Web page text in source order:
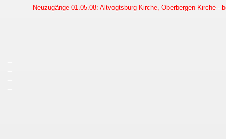
Neuzugänge 01.05.08: Altvogtsburg Kirche, Oberbergen Kirche -